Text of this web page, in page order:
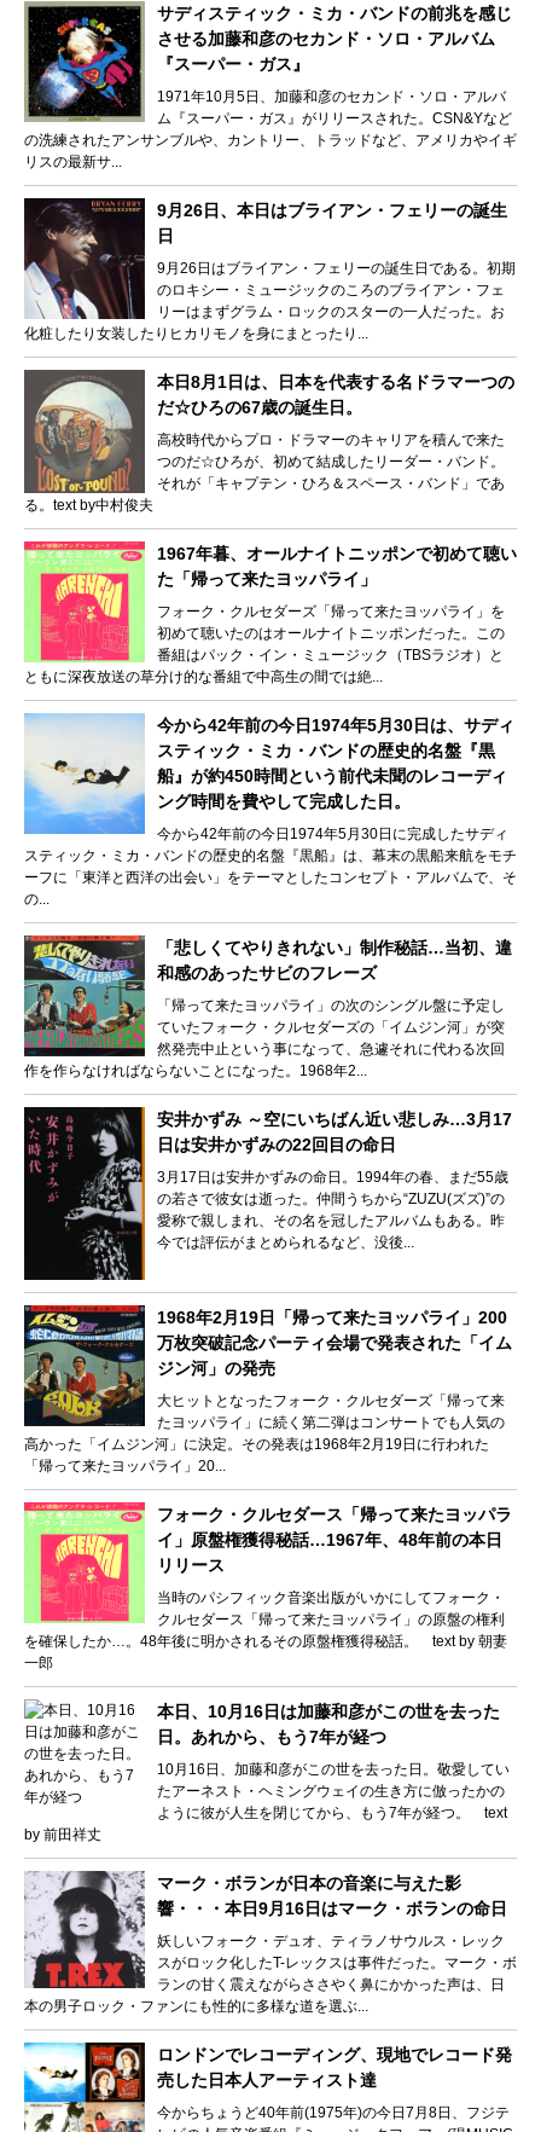
サディスティック・ミカ・バンドの前兆を感じ
させる加藤和彦のセカンド・ソロ・アルバム
『スーパー・ガス』
1971年10月5日、加藤和彦のセカンド・ソロ・アルバ
ム『スーパー・ガス』がリリースされた。CSN&Yなど
の洗練されたアンサンブルや、カントリー、トラッドなど、アメリカやイギ
リスの最新サ...
9月26日、本日はブライアン・フェリーの誕生
日
9月26日はブライアン・フェリーの誕生日である。初期
のロキシー・ミュージックのころのブライアン・フェ
リーはまずグラム・ロックのスターの一人だった。お
化粧したり女装したりヒカリモノを身にまとったり...
本日8月1日は、日本を代表する名ドラマーつの
だ☆ひろの67歳の誕生日。
高校時代からプロ・ドラマーのキャリアを積んで来た
つのだ☆ひろが、初めて結成したリーダー・バンド。
それが「キャプテン・ひろ＆スペース・バンド」であ
る。text by中村俊夫
1967年暮、オールナイトニッポンで初めて聴い
た「帰って来たヨッパライ」
フォーク・クルセダーズ「帰って来たヨッパライ」を
初めて聴いたのはオールナイトニッポンだった。この
番組はパック・イン・ミュージック（TBSラジオ）と
ともに深夜放送の草分け的な番組で中高生の間では絶...
今から42年前の今日1974年5月30日は、サディ
スティック・ミカ・バンドの歴史的名盤『黒
船』が約450時間という前代未聞のレコーディ
ング時間を費やして完成した日。
今から42年前の今日1974年5月30日に完成したサディ
スティック・ミカ・バンドの歴史的名盤『黒船』は、幕末の黒船来航をモチ
ーフに「東洋と西洋の出会い」をテーマとしたコンセプト・アルバムで、そ
の...
「悲しくてやりきれない」制作秘話…当初、違
和感のあったサビのフレーズ
「帰って来たヨッパライ」の次のシングル盤に予定し
ていたフォーク・クルセダーズの「イムジン河」が突
然発売中止という事になって、急遽それに代わる次回
作を作らなければならないことになった。1968年2...
安井かずみ ～空にいちばん近い悲しみ…3月17
日は安井かずみの22回目の命日
3月17日は安井かずみの命日。1994年の春、まだ55歳
の若さで彼女は逝った。仲間うちから“ZUZU(ズズ)”の
愛称で親しまれ、その名を冠したアルバムもある。昨
今では評伝がまとめられるなど、没後...
1968年2月19日「帰って来たヨッパライ」200
万枚突破記念パーティ会場で発表された「イム
ジン河」の発売
大ヒットとなったフォーク・クルセダーズ「帰って来
たヨッパライ」に続く第二弾はコンサートでも人気の
高かった「イムジン河」に決定。その発表は1968年2月19日に行われた
「帰って来たヨッパライ」20...
フォーク・クルセダース「帰って来たヨッパラ
イ」原盤権獲得秘話…1967年、48年前の本日
リリース
当時のパシフィック音楽出版がいかにしてフォーク・
クルセダース「帰って来たヨッパライ」の原盤の権利
を確保したか…。48年後に明かされるその原盤権獲得秘話。 text by 朝妻
一郎
本日、10月16日は加藤和彦がこの世を去った
日。あれから、もう7年が経つ
10月16日、加藤和彦がこの世を去った日。敬愛してい
たアーネスト・ヘミングウェイの生き方に倣ったかの
ように彼が人生を閉じてから、もう7年が経つ。 text
by 前田祥丈
マーク・ボランが日本の音楽に与えた影
響・・・本日9月16日はマーク・ボランの命日
妖しいフォーク・デュオ、ティラノサウルス・レック
スがロック化したT-レックスは事件だった。マーク・ボ
ランの甘く震えながらささやく鼻にかかった声は、日
本の男子ロック・ファンにも性的に多様な道を選ぶ...
ロンドンでレコーディング、現地でレコード発
売した日本人アーティスト達
今からちょうど40年前(1975年)の今日7月8日、フジテ